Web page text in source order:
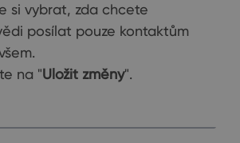
si vybrat, zda chcete
posílat pouze kontaktům
na "Uložit změny".